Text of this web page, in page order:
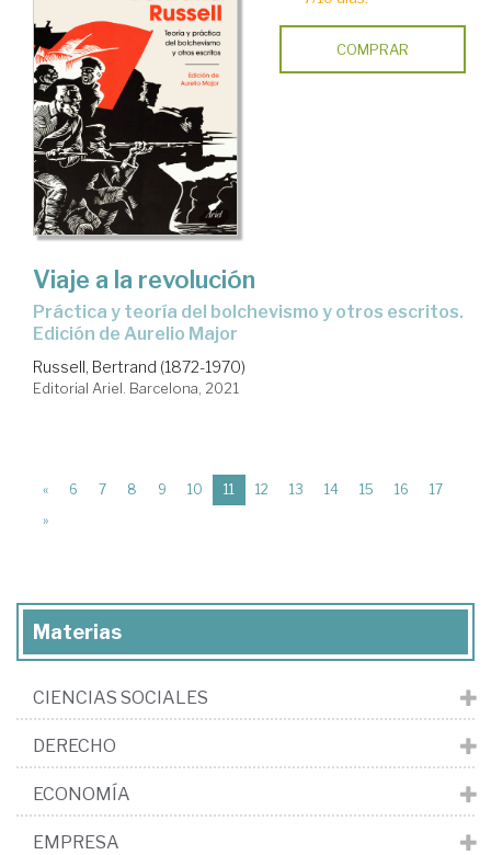
COMPRAR
Viaje a la revolución
Práctica y teoría del bolchevismo y otros escritos.
Edición de Aurelio Major
Russell, Bertrand (1872-1970)
Editorial Ariel. Barcelona, 2021
« 6 7 8 9 10 11 (current)
12 13 14 15 16
17
»
Materias
CIENCIAS SOCIALES
DERECHO
ECONOMÍA
EMPRESA